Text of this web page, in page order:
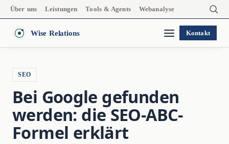
Über uns Leistungen Tools & Agents Webanalyse
Wise Relations Kontakt
SEO
Bei Google gefunden
werden: die SEO-ABC-
Formel erklärt